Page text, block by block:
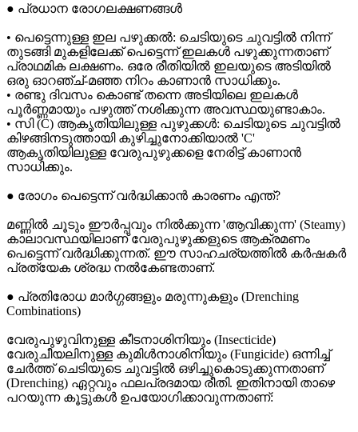
● പ്രധാന രോഗലക്ഷണങ്ങൾ
• പെട്ടെന്നുള്ള ഇല പഴുക്കൽ: ചെടിയുടെ ചുവട്ടിൽ നിന്ന്
തുടങ്ങി മുകളിലേക്ക് പെട്ടെന്ന് ഇലകൾ പഴുക്കുന്നതാണ്
പ്രാഥമിക ലക്ഷണം. ഒരേ രീതിയിൽ ഇലയുടെ അടിയിൽ
ഒരു ഓറഞ്ച്-മഞ്ഞ നിറം കാണാൻ സാധിക്കും.
• രണ്ടു ദിവസം കൊണ്ട് തന്നെ അടിയിലെ ഇലകൾ
പൂർണ്ണമായും പഴുത്ത് നശിക്കുന്ന അവസ്ഥയുണ്ടാകാം.
• സി (C) ആകൃതിയിലുള്ള പുഴുക്കൾ: ചെടിയുടെ ചുവട്ടിൽ
കിഴങ്ങിനടുത്തായി കുഴിച്ചുനോക്കിയാൽ 'C'
ആകൃതിയിലുള്ള വേരുപുഴുക്കളെ നേരിട്ട് കാണാൻ
സാധിക്കും.
● രോഗം പെട്ടെന്ന് വർദ്ധിക്കാൻ കാരണം എന്ത്?
മണ്ണിൽ ചൂടും ഈർപ്പവും നിൽക്കുന്ന 'ആവിക്കുന്ന' (Steamy)
കാലാവസ്ഥയിലാണ് വേരുപുഴുക്കളുടെ ആക്രമണം
പെട്ടെന്ന് വർദ്ധിക്കുന്നത്. ഈ സാഹചര്യത്തിൽ കർഷകർ
പ്രത്യേക ശ്രദ്ധ നൽകേണ്ടതാണ്.
● പ്രതിരോധ മാർഗ്ഗങ്ങളും മരുന്നുകളും (Drenching
Combinations)
വേരുപുഴുവിനുള്ള കീടനാശിനിയും (Insecticide)
വേരുചീയലിനുള്ള കുമിൾനാശിനിയും (Fungicide) ഒന്നിച്ച്
ചേർത്ത് ചെടിയുടെ ചുവട്ടിൽ ഒഴിച്ചുകൊടുക്കുന്നതാണ്
(Drenching) ഏറ്റവും ഫലപ്രദമായ രീതി. ഇതിനായി താഴെ
പറയുന്ന കൂട്ടുകൾ ഉപയോഗിക്കാവുന്നതാണ്: